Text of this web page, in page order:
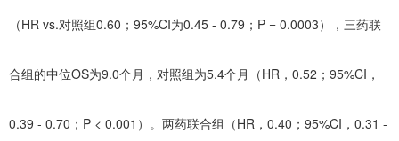
（HR vs.对照组0.60；95%CI为0.45 - 0.79；P = 0.0003），三药联
合组的中位OS为9.0个月，对照组为5.4个月（HR，0.52；95%CI，
0.39 - 0.70；P < 0.001）。两药联合组（HR，0.40；95%CI，0.31 -